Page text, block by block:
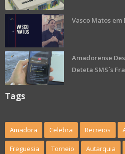
Vasco Matos
Amadorense
Deteta SMS´s
Tags
Amadora Celebra Recreios
Freguesia Torneio Autarquia